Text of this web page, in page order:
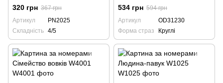
320 грн 367 грн
Артикул
PN2025
Складність 4/5
534 грн 594 грн
Артикул
OD31230
Форма страз
Круглі